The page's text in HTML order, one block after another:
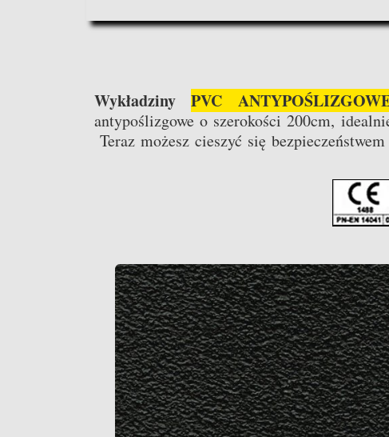
WykładzinyPVC
antypoślizgowe o szerokości 200cm,
Teraz możesz cieszyć się